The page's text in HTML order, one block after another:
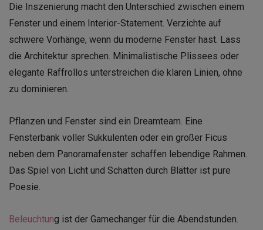
Die Inszenierung macht den Unterschied zwischen einem
Fenster und einem Interior-Statement. Verzichte auf
schwere Vorhänge, wenn du moderne Fenster hast. Lass
die Architektur sprechen. Minimalistische Plissees oder
elegante Raffrollos unterstreichen die klaren Linien, ohne
zu dominieren.
Pflanzen und Fenster sind ein Dreamteam. Eine
Fensterbank voller Sukkulenten oder ein großer Ficus
neben dem Panoramafenster schaffen lebendige Rahmen.
Das Spiel von Licht und Schatten durch Blätter ist pure
Poesie.
Beleuchtung ist der Gamechanger für die Abendstunden.